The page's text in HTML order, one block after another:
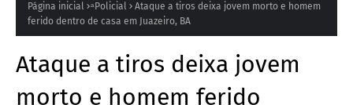
Página inicial ͣ Policial
Ataque a tiros deixa jovem morto e homem
ferido dentro de casa em Juazeiro, BA
Ataque a tiros deixa jovem
morto e homem ferido